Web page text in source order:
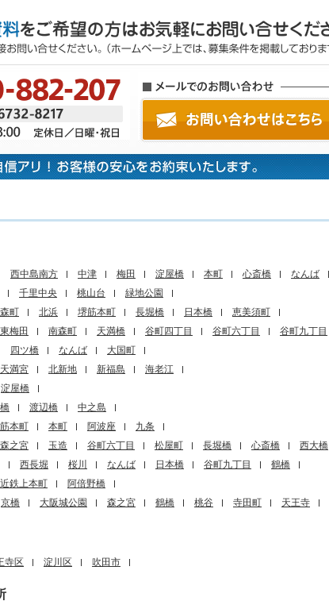
西中島南方 中津 梅田 淀屋橋 本町 心斎橋 なんば
千里中央
桃山台
緑地公園
町
北浜 堺筋本町 長堀橋 日本橋
恵美須町
東梅田
南森町 天満橋 谷町四丁目 谷町六丁目 谷町九丁目
四ツ橋
なんば
大国町
満宮
北新地 新福島
海老江
淀屋橋
渡辺橋
中之島
本町
本町 阿波座
九条
森之宮
玉造 谷町六丁目 松屋町 長堀橋 心斎橋 西大橋
西長堀
桜川 なんば 日本橋 谷町九丁目
鶴橋
近鉄上本町
阿倍野橋
京橋
大阪城公園 森之宮 鶴橋 桃谷 寺田町 天王寺
寺区 淀川区 吹田市